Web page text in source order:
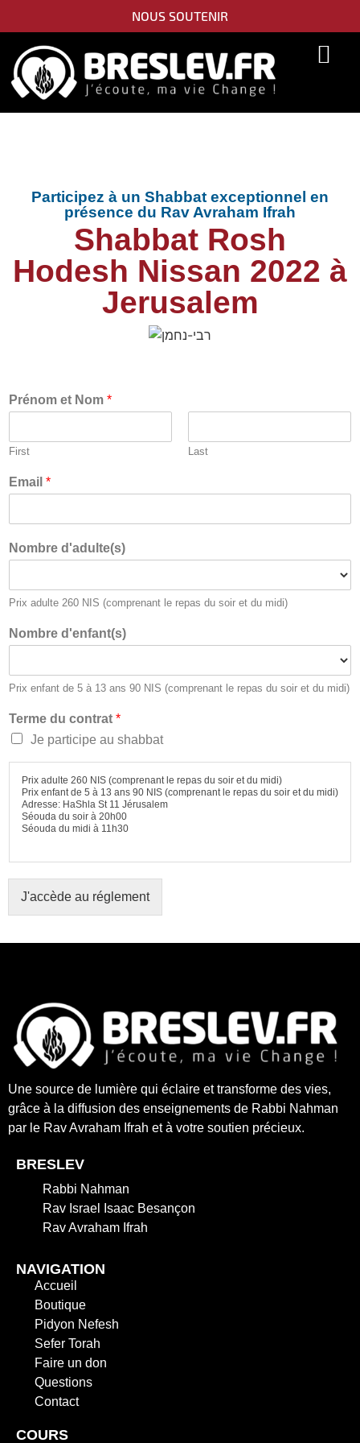
NOUS SOUTENIR
Participez à un Shabbat exceptionnel en
présence du Rav Avraham Ifrah
Shabbat Rosh
Hodesh Nissan 2022 à
Jerusalem
Prénom et Nom *
First Last
Email *
Nombre d'adulte(s)
Prix adulte 260 NIS (comprenant le repas du soir et du midi)
Nombre d'enfant(s)
Prix enfant de 5 à 13 ans 90 NIS (comprenant le repas du soir et du midi)
Terme du contrat *
Je participe au shabbat
Prix adulte 260 NIS (comprenant le repas du soir et du midi)
Prix enfant de 5 à 13 ans 90 NIS (comprenant le repas du soir et du midi)
Adresse: HaShla St 11 Jérusalem
Séouda du soir à 20h00
Séouda du midi à 11h30
J'accède au réglement
Une source de lumière qui éclaire et transforme des vies,
grâce à la diffusion des enseignements de Rabbi Nahman
par le Rav Avraham Ifrah et à votre soutien précieux.
BRESLEV
Rabbi Nahman
Rav Israel Isaac Besançon
Rav Avraham Ifrah
NAVIGATION
Accueil
Boutique
Pidyon Nefesh
Sefer Torah
Faire un don
Questions
Contact
COURS